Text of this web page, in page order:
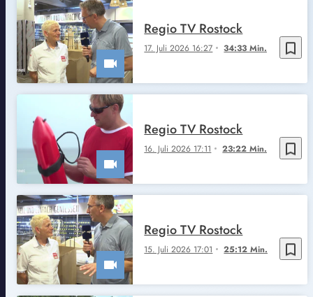
bookmark_border
17. Juli 2026 16:27 34:33 Min.
Regio TV Rostock
bookmark_border
16. Juli 2026 17:11 23:22 Min.
Regio TV Rostock
bookmark_border
15. Juli 2026 17:01 25:12 Min.
Regio TV Rostock